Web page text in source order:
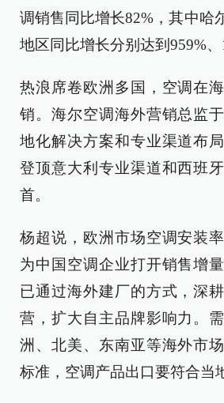
调销售同比增长82%，其中哈
地区同比增长分别达到959%、
热浪席卷欧洲多国，空调在
销。海尔空调海外营销总监
地化解决方案和专业渠道布
登顶意大利专业渠道和西班
首。
杨超说，欧洲市场空调安装
为中国空调企业打开销售增
已通过海外建厂的方式，深
营，扩大自主品牌影响力。
洲、北美、东南亚等海外市
标准，空调产品出口要符合当